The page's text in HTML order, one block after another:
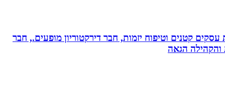
עסקים קטנים וטיפוח יזמות, חבר דירקטוריון מופעים., חבר
והקהילה הגאה